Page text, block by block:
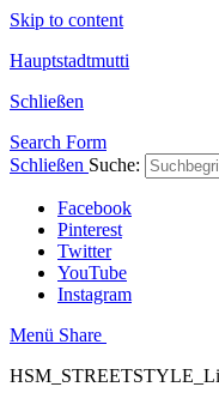
Skip to content
Hauptstadtmutti
Schließen
Search Form
Schließen Suche:
Facebook
Pinterest
Twitter
YouTube
Instagram
Menü Share